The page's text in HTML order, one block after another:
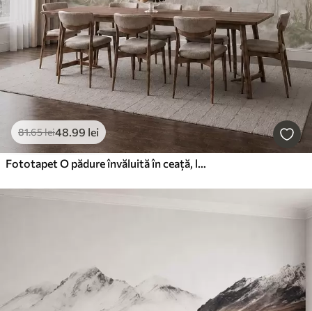
81.65lei48.99 lei
Fototapet O pădure învăluită în ceață, lângă apele liniștite, în nuanțe pastelate naturale și delicate